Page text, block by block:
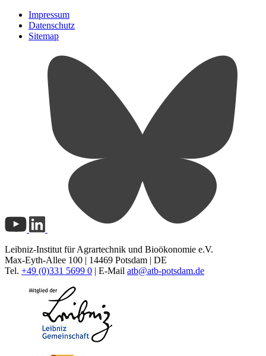
Impressum
Datenschutz
Sitemap
Leibniz-Institut für Agrartechnik und Bioökonomie e.V.
Max-Eyth-Allee 100 | 14469 Potsdam | DE
Tel. +49 (0)331 5699 0 | E-Mail atb@atb-potsdam.de